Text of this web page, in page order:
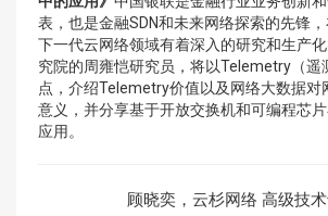
表，也是金融SDN和未来网络探索的先锋，
下一代云网络领域有着深入的研究和生产
究院的周雍恺研究员，将以Telemetry（遥
点，介绍Telemetry价值以及网络大数据对
意义，并分享基于开放交换机和可编程芯
应用。
顾晓奕，云杉网络 高级技